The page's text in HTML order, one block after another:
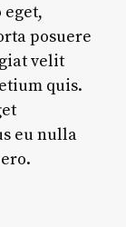
posuere
velit
quis.
eu nulla